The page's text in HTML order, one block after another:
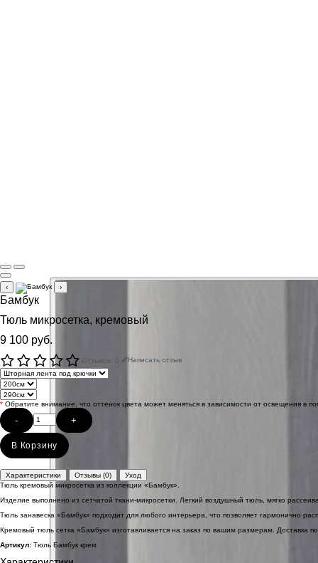
‹ ›
Бамбук
Тюль микросетка, кремовый
9 100 руб.
Отзывов: 0 Написать отзыв
* Обратите внимание, что оттенок цвета может меняться в зависимости от освещения в
- +
В Корзину
Характеристики Отзывы (0)
Уход
Тюль кремовый микросетка из коллекции «Бамбук».
Изделие выполнено из сетчатой ткани-микросетки. Легкий воздушный тюль, мягко
Тюль занавеска «Бамбук» подходит для любого интерьера, что позволяет гармонично
Кремовый тюль сетка «Бамбук» изготавливается на заказ по вашим размерам. Доставка
Артикул: Тюль Бамбук крем